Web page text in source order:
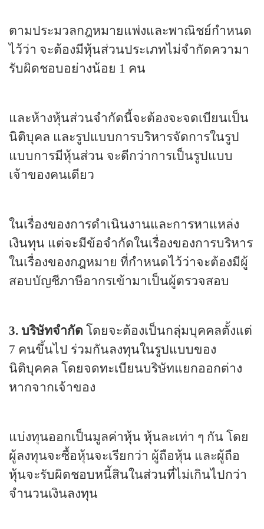
ตามประมวลกฎหมายแพ่งและพาณิชย์กำหนด
ไว้ว่า จะต้องมีหุ้นส่วนประเภทไม่จำกัดความา
รับผิดชอบอย่างน้อย 1 คน
และห้างหุ้นส่วนจำกัดนี้จะต้องจะจดเบียนเป็น
นิติบุคล และรูปแบบการบริหารจัดการในรูป
แบบการมีหุ้นส่วน จะดีกว่าการเป็นรูปแบบ
เจ้าของคนเดียว
ในเรื่องของการดำเนินงานและการหาแหล่ง
เงินทุน แต่จะมีข้อจำกัดในเรื่องของการบริหาร
ในเรื่องของกฎหมาย ที่กำหนดไว้ว่าจะต้องมีผู้
สอบบัญชีภาษีอากรเข้ามาเป็นผู้ตรวจสอบ
3. บริษัทจำกัด โดยจะต้องเป็นกลุ่มบุคคลตั้งแต่
7 คนขึ้นไป ร่วมกันลงทุนในรูปแบบของ
นิติบุคคล โดยจดทะเบียนบริษัทแยกออกต่าง
หากจากเจ้าของ
แบ่งทุนออกเป็นมูลค่าหุ้น หุ้นละเท่า ๆ กัน โดย
ผู้ลงทุนจะซื้อหุ้นจะเรียกว่า ผู้ถือหุ้น และผู้ถือ
หุ้นจะรับผิดชอบหนี้สินในส่วนที่ไม่เกินไปกว่า
จำนวนเงินลงทุน